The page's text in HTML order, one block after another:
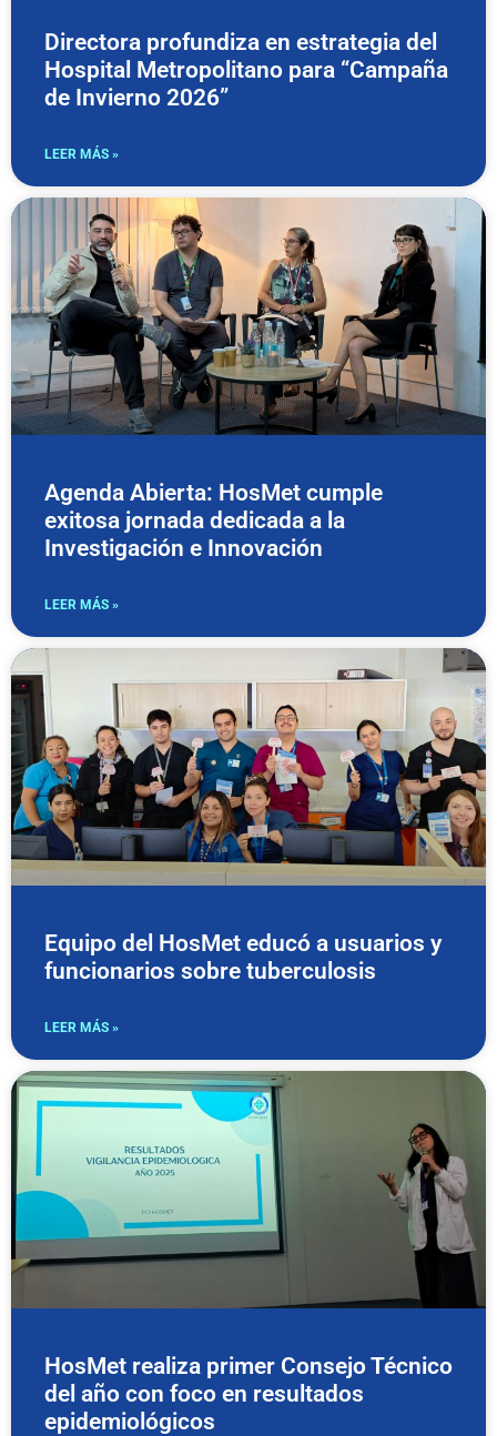
Directora profundiza en estrategia del
Hospital Metropolitano para “Campaña
de Invierno 2026”
LEER MÁS »
Agenda Abierta: HosMet cumple
exitosa jornada dedicada a la
Investigación e Innovación
LEER MÁS »
Equipo del HosMet educó a usuarios y
funcionarios sobre tuberculosis
LEER MÁS »
HosMet realiza primer Consejo Técnico
del año con foco en resultados
epidemiológicos